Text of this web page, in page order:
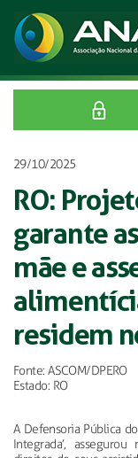
29/10/2025
RO:
garante
mãe e
residem
Fonte: ASCOM/DPERO
Estado: RO
A Defensoria Pública
Integrada’,